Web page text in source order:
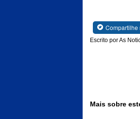
Compartilhe
Escrito por As
Mais sobre